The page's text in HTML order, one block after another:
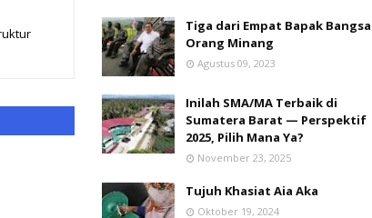
Tiga dari Empat Bapak Bangsa
Orang Minang
Agustus 09, 2023
Inilah SMA/MA Terbaik di
Sumatera Barat — Perspektif
2025, Pilih Mana Ya?
November 23, 2025
Tujuh Khasiat Aia Aka
Oktober 19, 2024